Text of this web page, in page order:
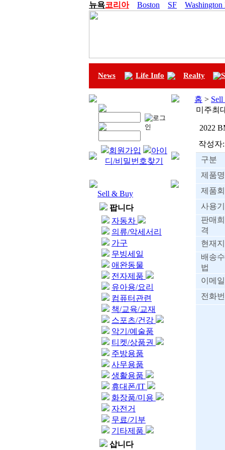
뉴욕코리아 Boston SF
News Life Info Realty
회원가입
아이
디/비밀번호찾기
Sell & Buy
팝니다
자동차
의류/악세서리
가구
무빙세일
애완동물
전자제품
유아용/요리
컴퓨터관련
책/교육/교재
스포츠/건강
악기/예술품
티켓/상품권
주방용품
사무용품
생활용품
휴대폰/IT
화장품/미용
자전거
무료/기부
기타제품
삽니다
홈 >
미주최
2022
작성자:
구분
제품명
제품
사용
판매
격
현재
배송
법
이메일
전화